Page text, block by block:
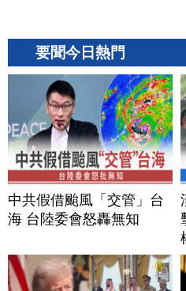
要聞今日熱門
中共假借颱風「交管」台
海 台陸委會怒轟無知